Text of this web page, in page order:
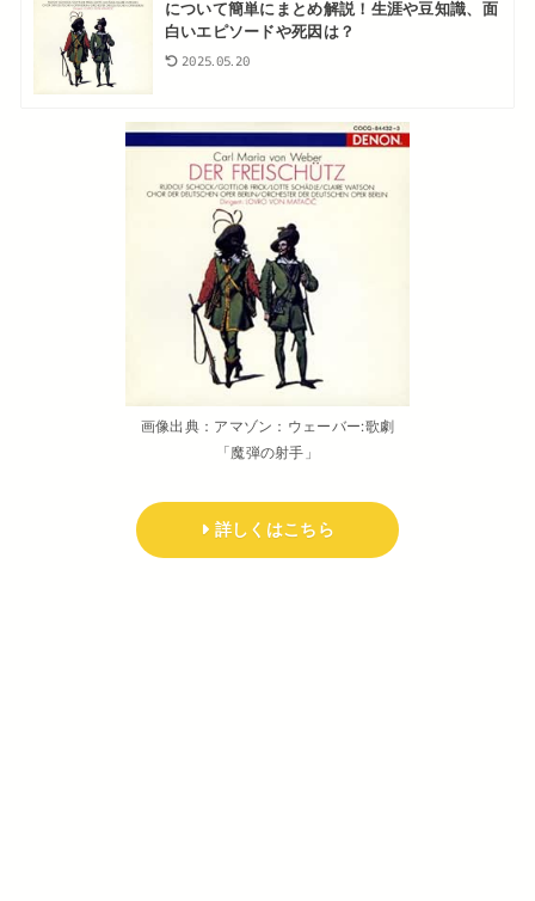
について簡単にまとめ解説！生涯や豆知識、面
白いエピソードや死因は？
2025.05.20
画像出典：アマゾン：ウェーバー:歌劇
「魔弾の射手」
詳しくはこちら